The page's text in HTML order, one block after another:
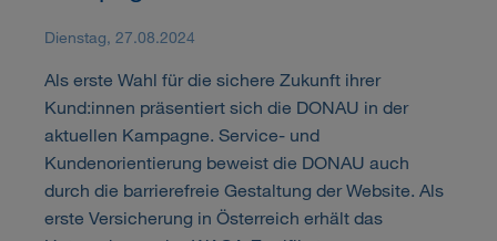
Dienstag, 27.08.2024
Als erste Wahl für die sichere Zukunft ihrer
Kund:innen präsentiert sich die DONAU in der
aktuellen Kampagne. Service- und
Kundenorientierung beweist die DONAU auch
durch die barrierefreie Gestaltung der Website. Als
erste Versicherung in Österreich erhält das